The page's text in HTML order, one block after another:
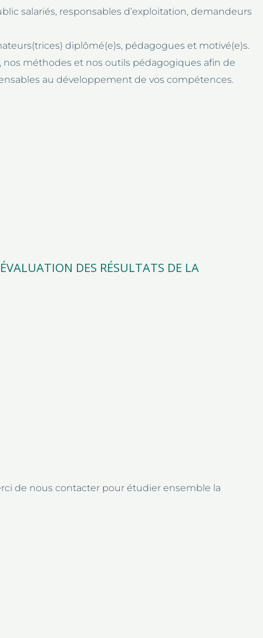
salariés, responsables d’exploitation, demandeurs
diplômé(e)s, pédagogues et motivé(e)s.
méthodes et nos outils pédagogiques afin de
au développement de vos compétences.
DES RÉSULTATS DE LA
de nous contacter pour étudier ensemble la